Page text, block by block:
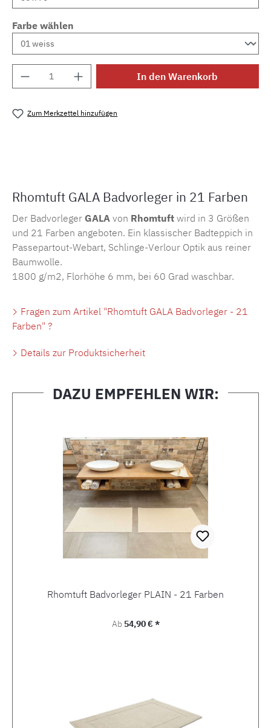
Farbe wählen
Produkt Anzahl: Gib den gewünschten
In den Warenkorb
Zum Merkzettel hinzufügen
Rhomtuft GALA Badvorleger in 21 Farben
Der Badvorleger GALA von Rhomtuft wird in 3 Größen
und 21 Farben angeboten. Ein klassischer Badteppich in
Passepartout-Webart, Schlinge-Verlour Optik aus reiner
Baumwolle.
1800 g/m2, Florhöhe 6 mm, bei 60 Grad waschbar.
Fragen zum Artikel "Rhomtuft GALA Badvorleger - 21
Farben" ?
Details zur Produktsicherheit
DAZU EMPFEHLEN WIR:
Rhomtuft Badvorleger PLAIN - 21 Farben
Regulärer Preis:
Ab 54,90 € *